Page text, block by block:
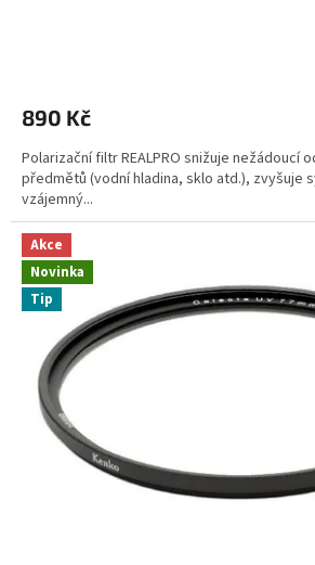
890 Kč
Polarizační filtr REALPRO snižuje nežádoucí
předmětů (vodní hladina, sklo atd.), zvyšuje
vzájemný...
Akce
Novinka
Tip